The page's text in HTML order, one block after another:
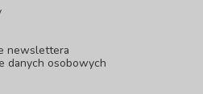
newslettera
danych osobowych